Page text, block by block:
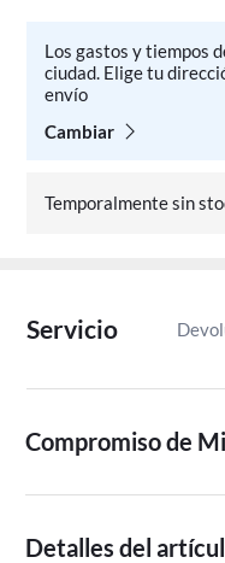
Los gastos y tiempos
ciudad. Elige tu
envío
Cambiar
Temporalmente sin
Servicio
Compromiso de
Detalles del